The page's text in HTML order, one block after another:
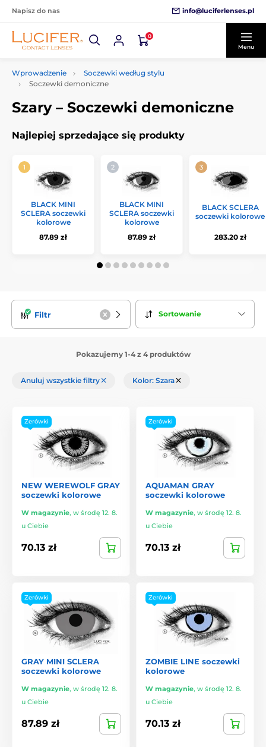
Napisz do nas info@luciferlenses.pl
0
Menu
Wprowadzenie
Soczewki według stylu
Soczewki demoniczne
Szary – Soczewki demoniczne
Najlepiej sprzedające się produkty
BLACK MINI
SCLERA soczewki
kolorowe
87.89 zł
BLACK MINI
SCLERA soczewki
kolorowe
87.89 zł
BLACK SCLERA
soczewki kolorowe
283.20 zł
Filtr Sortowanie
Pokazujemy 1-4 z 4 produktów
Anuluj wszystkie filtry Kolor: Szara
Zerówki
NEW WEREWOLF GRAY
soczewki kolorowe
W magazynie, w środę 12. 8.
u Ciebie
70.13 zł
Zerówki
AQUAMAN GRAY
soczewki kolorowe
W magazynie, w środę 12. 8.
u Ciebie
70.13 zł
Zerówki
GRAY MINI SCLERA
soczewki kolorowe
W magazynie, w środę 12. 8.
u Ciebie
87.89 zł
Zerówki
ZOMBIE LINE soczewki
kolorowe
W magazynie, w środę 12. 8.
u Ciebie
70.13 zł